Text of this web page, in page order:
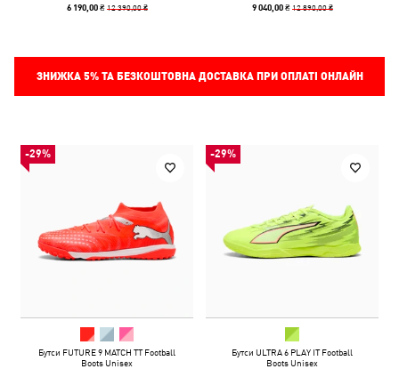
6 190,00 ₴ 12 390,00 ₴ 9 040,00 ₴ 12 890,00 ₴
ЗНИЖКА 5%ТА БЕЗКОШТОВНА ДОСТАВКА ПРИ ОПЛАТІ ОНЛАЙН
-29%
Бутси FUTURE 9 MATCH TT Football
Boots Unisex
-29%
Бутси ULTRA 6 PLAY IT Football
Boots Unisex